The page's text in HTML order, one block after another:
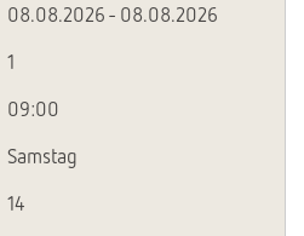
08.08.2026 - 08.08.2026
1
09:00
Samstag
14